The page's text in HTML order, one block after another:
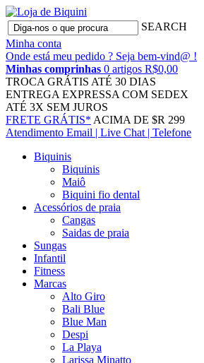
SEARCH
Minha conta
Onde está meu pedido ? Seja bem-vind@ !
Minhas comprinhas 0 artigos R$0,00
TROCA GRÁTIS ATÉ 30 DIAS
ENTREGA EXPRESSA COM SEDEX
ATÉ 3X SEM JUROS
FRETE GRÁTIS* ACIMA DE $R 299
Atendimento Email | Live Chat | Telefone
Biquinis
Biquinis
Maiô
Biquini fio dental
Acessórios de praia
Cangas
Saidas de praia
Sungas
Infantil
Fitness
Marcas
Alto Giro
Bali Blue
Blue Man
Despi
La Playa
Larissa Minatto